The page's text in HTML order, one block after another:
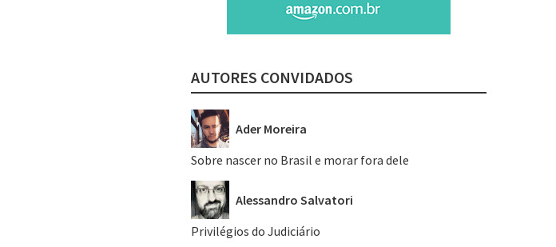
AUTORES CONVIDADOS
Ader Moreira
Sobre nascer no Brasil e morar fora dele
Alessandro Salvatori
Privilégios do Judiciário